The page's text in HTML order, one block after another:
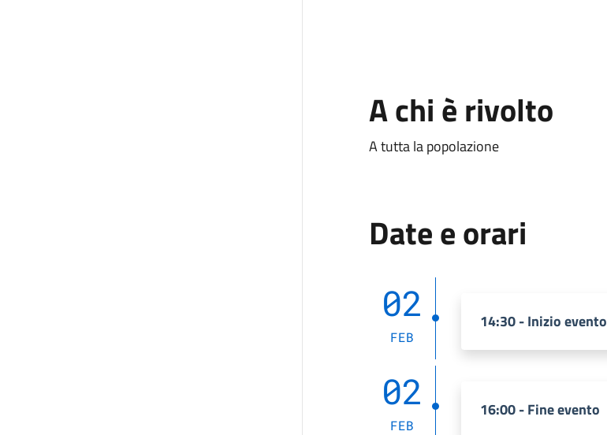
A chi è rivolto
A tutta la popolazione
Date e orari
02
FEB
14:30 - Inizio evento
02
FEB
16:00 - Fine evento